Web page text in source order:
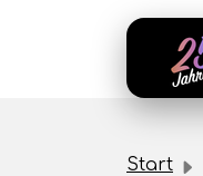
Start